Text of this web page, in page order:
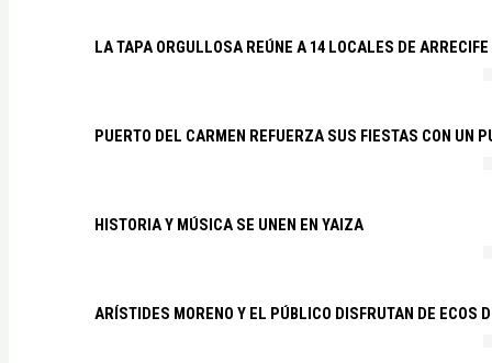
LA TAPA ORGULLOSA REÚNE A 14 LOCALES DE ARRECIFE
PUERTO DEL CARMEN REFUERZA SUS FIESTAS CON UN
HISTORIA Y MÚSICA SE UNEN EN YAIZA
ARÍSTIDES MORENO Y EL PÚBLICO DISFRUTAN DE ECOS